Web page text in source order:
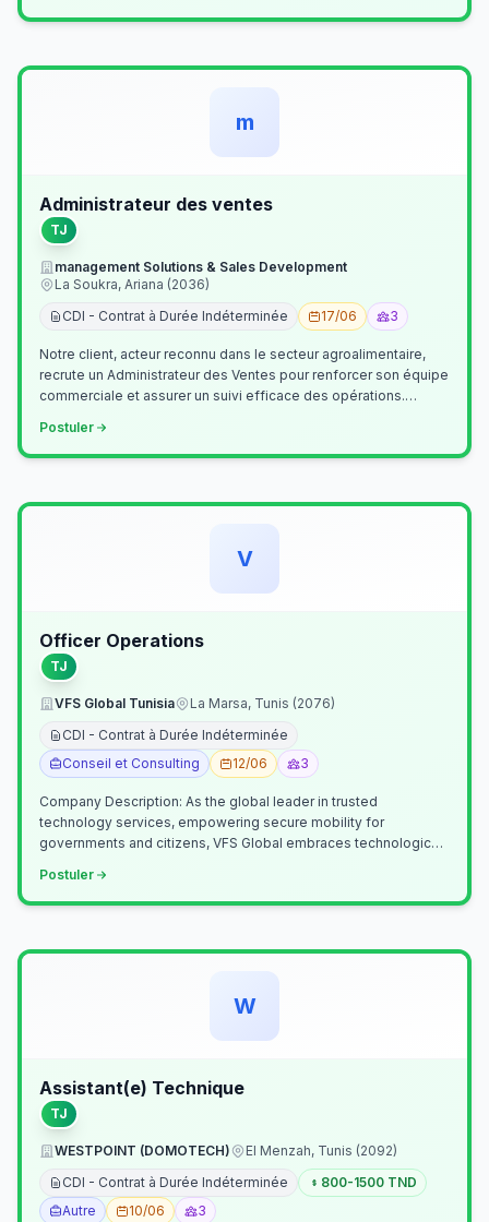
m
Administrateur des ventes
TJ
management Solutions & Sales Development
La Soukra, Ariana (2036)
CDI - Contrat à Durée Indéterminée
17/06 3
Notre client, acteur reconnu dans le secteur agroalimentaire,
recrute un Administrateur des Ventes pour renforcer son équipe
commerciale et assurer un suivi efficace des opérations.
Postuler
V
Officer Operations
TJ
VFS Global Tunisia
La Marsa, Tunis (2076)
CDI - Contrat à Durée Indéterminée
Conseil et Consulting
12/06 3
Company Description: As the global leader in trusted
technology services, empowering secure mobility for
governments and citizens, VFS Global embraces technological
Postuler
W
Assistant(e) Technique
TJ
WESTPOINT (DOMOTECH)
El Menzah, Tunis (2092)
CDI - Contrat à Durée Indéterminée
800-1500 TND
Autre
10/06 3